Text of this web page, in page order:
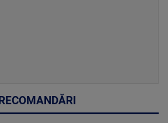
RECOMANDĂRI